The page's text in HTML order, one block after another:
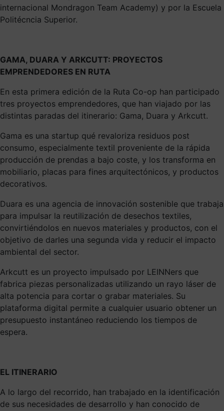
internacional Mondragon Team Academy) y por la Escuela
Politécncia Superior.
GAMA, DUARA Y ARKCUTT: PROYECTOS
EMPRENDEDORES EN RUTA
En esta primera edición de la Ruta Co-op han participado
tres proyectos emprendedores, que han viajado por las
distintas paradas del itinerario: Gama, Duara y Arkcutt.
Gama es una startup qué revaloriza residuos post
consumo, especialmente textil proveniente de la rápida
producción de prendas a bajo coste, y los transforma en
mobiliario, placas para fines arquitectónicos, y productos
decorativos.
Duara es una agencia de innovación sostenible que trabaja
para impulsar la reutilización de desechos textiles,
convirtiéndolos en nuevos materiales y productos, con el
objetivo de darles una segunda vida y reducir el impacto
ambiental del sector.
Arkcutt es un proyecto impulsado por LEINNers que
fabrica piezas personalizadas utilizando un rayo láser de
alta potencia para cortar o grabar materiales. Su
plataforma digital permite a cualquier usuario obtener un
presupuesto instantáneo reduciendo los tiempos de
espera.
EL ITINERARIO
A lo largo del recorrido, han trabajado en la identificación
de sus necesidades de desarrollo y han conocido de